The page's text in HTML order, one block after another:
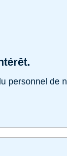
personnel de